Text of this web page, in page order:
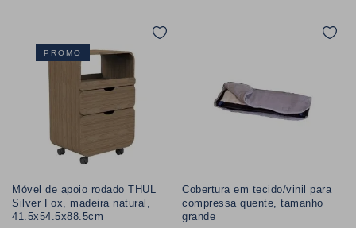
PROMO
Móvel de apoio rodado THUL
Silver Fox, madeira natural,
41.5x54.5x88.5cm
Cobertura em tecido/vinil para
compressa quente, tamanho
grande